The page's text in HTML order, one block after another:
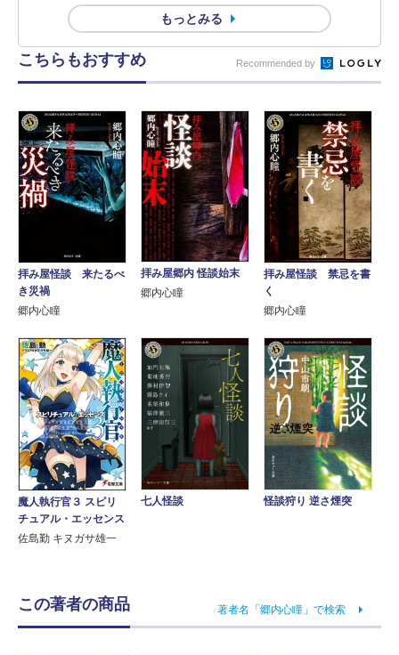
もっとみる
こちらもおすすめ Recommended by
拝み屋怪談 来たるべ
き災禍
郷内心瞳
拝み屋郷内 怪談始末
郷内心瞳
拝み屋怪談 禁忌を書
く
郷内心瞳
魔人執行官３ スピリ
チュアル・エッセンス
佐島勤 キヌガサ雄一
七人怪談 怪談狩り 逆さ煙突
この著者の商品 著者名「郷内心瞳」で検索